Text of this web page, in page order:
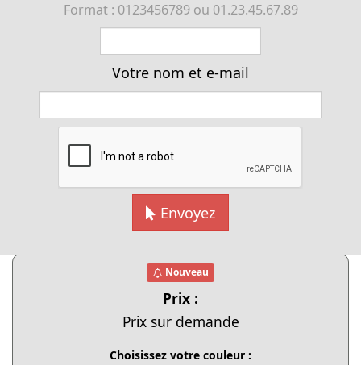
Nouveau
Prix :
Prix sur demande
Choisissez votre couleur :
Format : 0123456789 ou 01.23.45.67.89
Votre nom et e-mail
Envoyez